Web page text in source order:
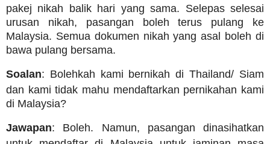
pakej nikah balik hari yang sama. Selepas selesai
urusan nikah, pasangan boleh terus pulang ke
Malaysia. Semua dokumen nikah yang asal boleh di
bawa pulang bersama.
Soalan: Bolehkah kami bernikah di Thailand/ Siam
dan kami tidak mahu mendaftarkan pernikahan kami
di Malaysia?
Jawapan: Boleh. Namun, pasangan dinasihatkan